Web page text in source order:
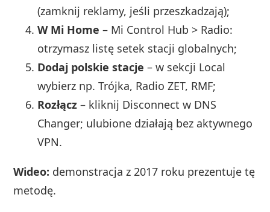
(zamknij reklamy, jeśli przeszkadzają);
W Mi Home – Mi Control Hub > Radio:
otrzymasz listę setek stacji globalnych;
Dodaj polskie stacje – w sekcji Local
wybierz np. Trójka, Radio ZET, RMF;
Rozłącz – kliknij Disconnect w DNS
Changer; ulubione działają bez aktywnego
VPN.
Wideo: demonstracja z 2017 roku prezentuje tę
metodę.